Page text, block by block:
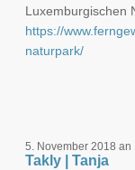
Luxemburgischen
https://
naturpark/
5. November 2018 an
Takly | Tanja